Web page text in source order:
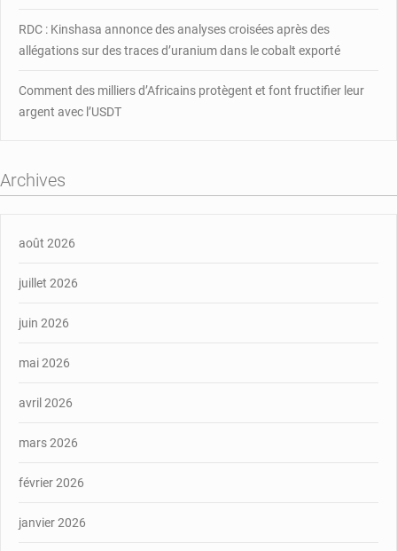
RDC : Kinshasa annonce des analyses croisées après des
allégations sur des traces d’uranium dans le cobalt exporté
Comment des milliers d’Africains protègent et font fructifier leur
argent avec l’USDT
Archives
août 2026
juillet 2026
juin 2026
mai 2026
avril 2026
mars 2026
février 2026
janvier 2026